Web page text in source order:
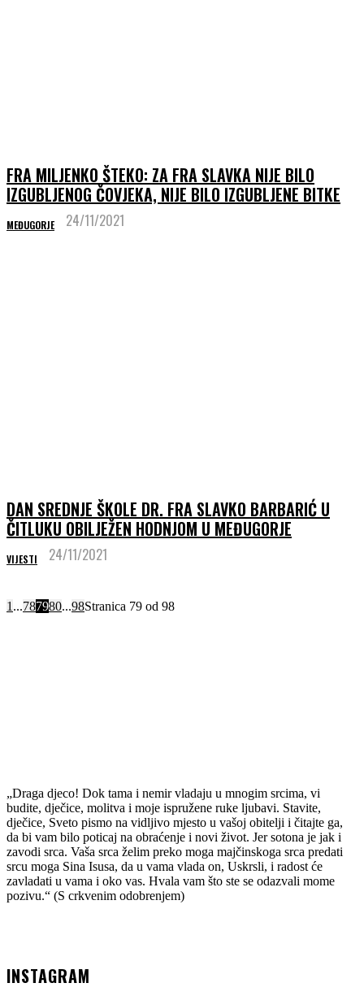
FRA MILJENKO ŠTEKO: ZA FRA SLAVKA NIJE BILO
IZGUBLJENOG ČOVJEKA, NIJE BILO IZGUBLJENE BITKE
MEĐUGORJE 24/11/2021
DAN SREDNJE ŠKOLE DR. FRA SLAVKO BARBARIĆ U
ČITLUKU OBILJEŽEN HODNJOM U MEĐUGORJE
VIJESTI 24/11/2021
1 ...787980...98Stranica 79 od 98
„Draga djeco! Dok tama i nemir vladaju u mnogim srcima, vi
budite, dječice, molitva i moje ispružene ruke ljubavi. Stavite,
dječice, Sveto pismo na vidljivo mjesto u vašoj obitelji i čitajte ga,
da bi vam bilo poticaj na obraćenje i novi život. Jer sotona je jak i
zavodi srca. Vaša srca želim preko moga majčinskoga srca predati
srcu moga Sina Isusa, da u vama vlada on, Uskrsli, i radost će
zavladati u vama i oko vas. Hvala vam što ste se odazvali mome
pozivu.“ (S crkvenim odobrenjem)
INSTAGRAM